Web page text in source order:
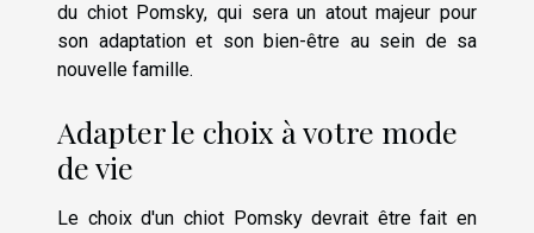
du chiot Pomsky, qui sera un atout majeur pour
son adaptation et son bien-être au sein de sa
nouvelle famille.
Adapter le choix à votre mode
de vie
Le choix d'un chiot Pomsky devrait être fait en